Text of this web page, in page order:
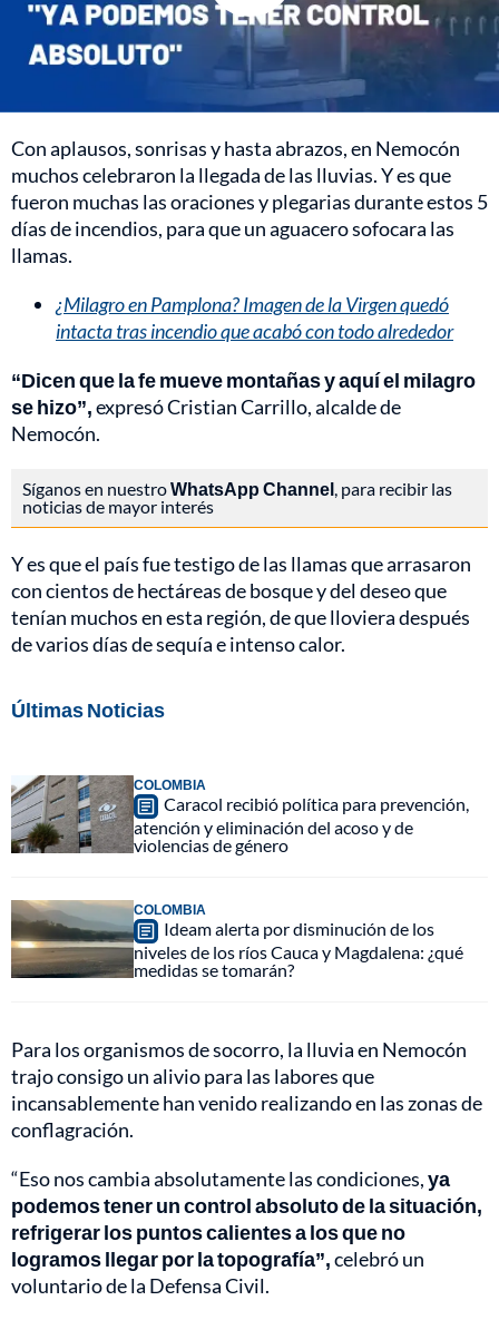
Con aplausos, sonrisas y hasta abrazos, en Nemocón
muchos celebraron la llegada de las lluvias. Y es que
fueron muchas las oraciones y plegarias durante estos 5
días de incendios, para que un aguacero sofocara las
llamas.
¿Milagro en Pamplona? Imagen de la Virgen quedó
intacta tras incendio que acabó con todo alrededor
“Dicen que la fe mueve montañas y aquí el milagro
se hizo”,expresó Cristian Carrillo, alcalde de
Nemocón.
Síganos en nuestroWhatsApp Channel , para recibir las
noticias de mayor interés
Y es que el país fue testigo de las llamas que arrasaron
con cientos de hectáreas de bosque y del deseo que
tenían muchos en esta región, de que lloviera después
de varios días de sequía e intenso calor.
Últimas Noticias
COLOMBIA
Caracol recibió política para prevención,
atención y eliminación del acoso y de
violencias de género
COLOMBIA
Ideam alerta por disminución de los
niveles de los ríos Cauca y Magdalena: ¿qué
medidas se tomarán?
Para los organismos de socorro, la lluvia en Nemocón
trajo consigo un alivio para las labores que
incansablemente han venido realizando en las zonas de
conflagración.
“Eso nos cambia absolutamente las condiciones,ya
podemos tener un control absoluto de la situación,
refrigerar los puntos calientes a los que no
logramos llegar por la topografía”,celebró un
voluntario de la Defensa Civil.